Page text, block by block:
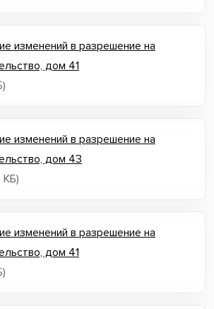
изменений в разрешение на
дом 41
изменений в разрешение на
дом 43
КБ)
изменений в разрешение на
дом 41